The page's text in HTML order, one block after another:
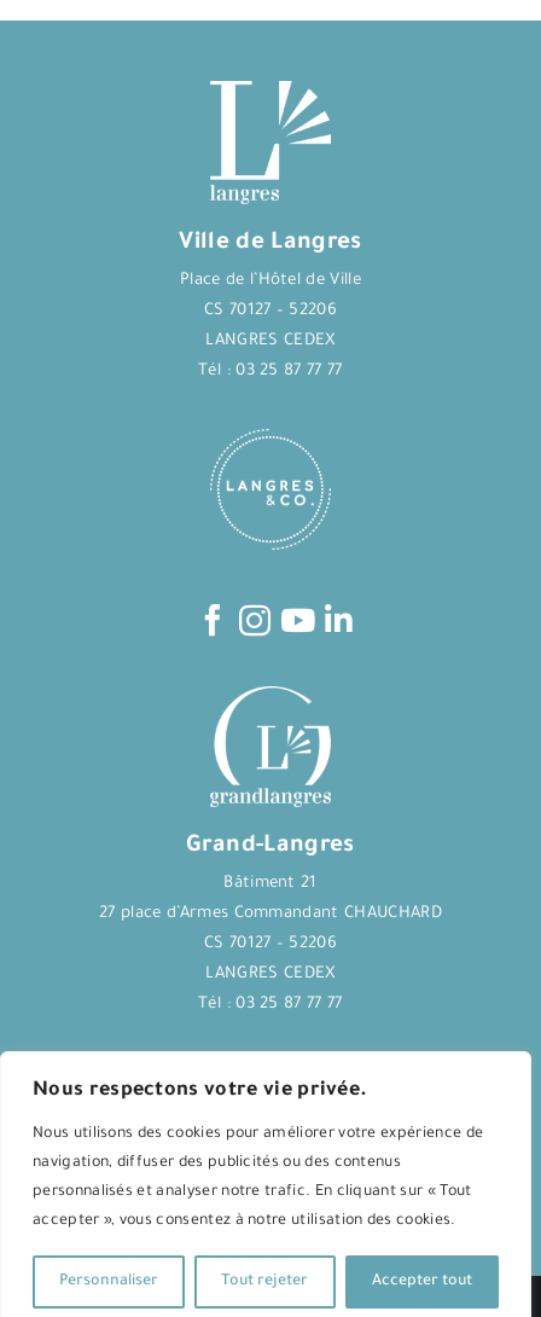
Nous respectons votre vie privée.
Nous utilisons des cookies pour améliorer votre expérience de
navigation, diffuser des publicités ou des contenus
personnalisés et analyser notre trafic. En cliquant sur « Tout
accepter », vous consentez à notre utilisation des cookies.
Personnaliser Tout rejeter Accepter tout
Ville de Langres
Place de l’Hôtel de Ville
CS 70127 – 52206
LANGRES CEDEX
Tél : 03 25 87 77 77
Grand-Langres
Bâtiment 21
27 place d’Armes Commandant CHAUCHARD
CS 70127 – 52206
LANGRES CEDEX
Tél : 03 25 87 77 77
Journal Langres&Co
Application Langres&Co
Agenda culturel
Mentions légales| Conception :agence ippac